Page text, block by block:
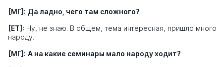
[МГ]: Да ладно, чего там сложного?
[ЕТ]: Ну, не знаю. В общем, тема интересная, пришло много
народу.
[МГ]: А на какие семинары мало народу ходит?